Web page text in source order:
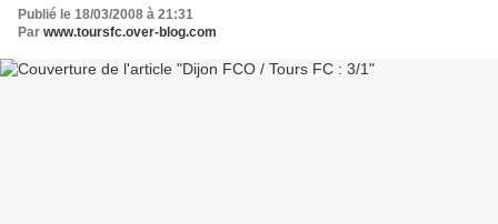
Publié le 18/03/2008 à 21:31
Par www.toursfc.over-blog.com